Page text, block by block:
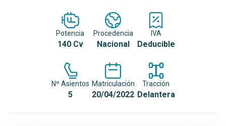
Potencia
140 Cv
Procedencia
Nacional
IVA
Deducible
Nº Asientos
5
Matriculación
20/04/2022
Tracción
Delantera